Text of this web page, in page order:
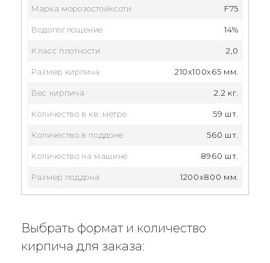
Марка морозостойксоти F75
Водопоглощение 14%
Класс плотности 2,0
Размер кирпича 210x100x65 мм.
Вес кирпича 2.2 кг.
Количество в кв. метре 59 шт.
Количество в поддоне 560 шт.
Количество на машине 8960 шт.
Размер поддона 1200х800 мм.
Выбрать формат и количество
кирпича для заказа: